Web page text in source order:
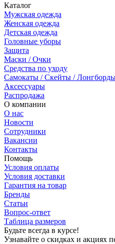
Каталог
Мужская одежда
Женская одежда
Детская одежда
Головные уборы
Защита
Маски / Очки
Средства по уходу
Самокаты / Скейты /
Аксессуары
Распродажа
О компании
О нас
Новости
Сотрудники
Вакансии
Контакты
Помощь
Условия оплаты
Условия доставки
Гарантия на товар
Бренды
Статьи
Вопрос-ответ
Таблица размеров
Будьте всегда в курсе!
Узнавайте о скидках и акциях